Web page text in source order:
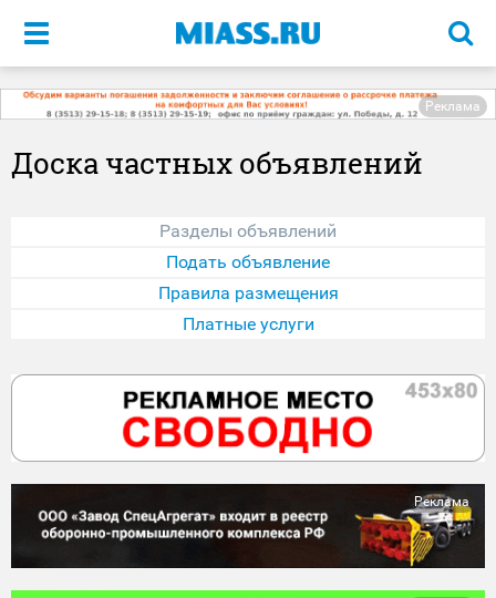
Меню
Реклама
Доска частных объявлений
Разделы объявлений
Подать объявление
Правила размещения
Платные услуги
Реклама